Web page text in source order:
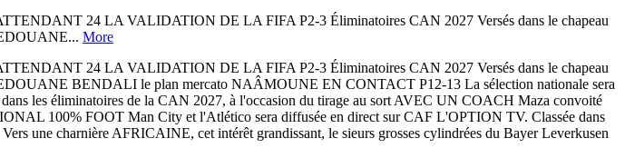
24 LA VALIDATION DE LA FIFA P2-3 Éliminatoires CAN 2027 Versés dans le chapeau
More
24 LA VALIDATION DE LA FIFA P2-3 Éliminatoires CAN 2027 Versés dans le chapeau
BENDALI le plan mercato NAÂMOUNE EN CONTACT P12-13 La sélection nationale sera
les éliminatoires de la CAN 2027, à l'occasion du tirage au sort AVEC UN COACH Maza convoité
100% FOOT Man City et l'Atlético sera diffusée en direct sur CAF L'OPTION TV. Classée dans
une charnière AFRICAINE, cet intérêt grandissant, le sieurs grosses cylindrées du Bayer Leverkusen